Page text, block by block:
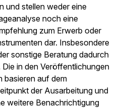
und stellen weder eine
noch eine
zum Erwerb oder
dar. Insbesondere
sonstige Beratung dadurch
in den Veröffentlichungen
basieren auf dem
der Ausarbeitung und
weitere Benachrichtigung